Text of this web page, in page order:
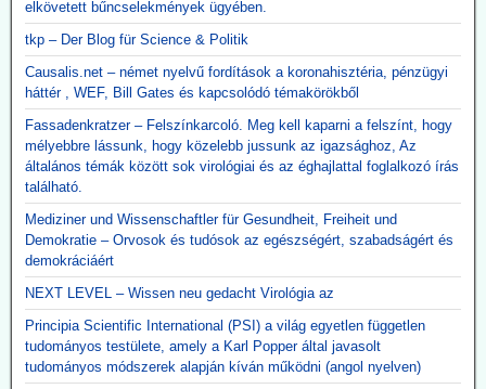
elkövetett bűncselekmények ügyében.
tkp – Der Blog für Science & Politik
Causalis.net – német nyelvű fordítások a koronahisztéria, pénzügyi
háttér , WEF, Bill Gates és kapcsolódó témakörökből
Fassadenkratzer – Felszínkarcoló. Meg kell kaparni a felszínt, hogy
mélyebbre lássunk, hogy közelebb jussunk az igazsághoz, Az
általános témák között sok virológiai és az éghajlattal foglalkozó írás
található.
Mediziner und Wissenschaftler für Gesundheit, Freiheit und
Demokratie – Orvosok és tudósok az egészségért, szabadságért és
demokráciáért
NEXT LEVEL – Wissen neu gedacht Virológia az
Principia Scientific International (PSI) a világ egyetlen független
tudományos testülete, amely a Karl Popper által javasolt
tudományos módszerek alapján kíván működni (angol nyelven)